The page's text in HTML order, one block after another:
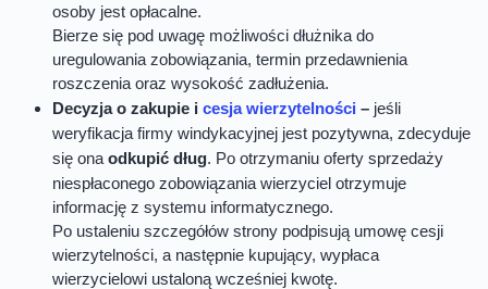
osoby jest opłacalne.
Bierze się pod uwagę możliwości dłużnika do
uregulowania zobowiązania, termin przedawnienia
roszczenia oraz wysokość zadłużenia.
Decyzja o zakupie i cesja wierzytelności – jeśli
weryfikacja firmy windykacyjnej jest pozytywna, zdecyduje
się ona odkupić dług. Po otrzymaniu oferty sprzedaży
niespłaconego zobowiązania wierzyciel otrzymuje
informację z systemu informatycznego.
Po ustaleniu szczegółów strony podpisują umowę cesji
wierzytelności, a następnie kupujący, wypłaca
wierzycielowi ustaloną wcześniej kwotę.